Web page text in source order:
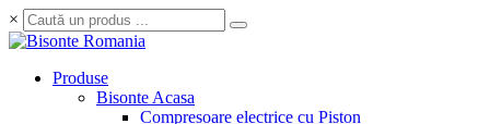
×
Produse
Bisonte Acasa
Compresoare electrice cu Piston